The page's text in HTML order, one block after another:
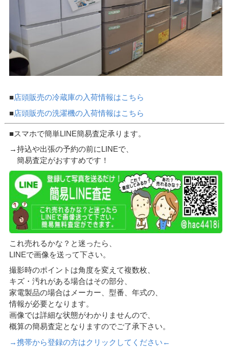
■店頭販売の冷蔵庫の入荷情報はこちら
■店頭販売の洗濯機の入荷情報はこちら
■スマホで簡単LINE簡易査定承ります。
→持込や出張の予約の前にLINEで、
簡易査定がおすすめです！
これ売れるかな？と迷ったら、
LINEで画像を送って下さい。
撮影時のポイントは角度を変えて複数枚、
キズ・汚れがある場合はその部分、
家電製品の場合はメーカー、型番、年式の、
情報が必要となります。
画像では詳細な状態がわかりませんので、
概算の簡易査定となりますのでご了承下さい。
→携帯から登録の方はクリックしてください←